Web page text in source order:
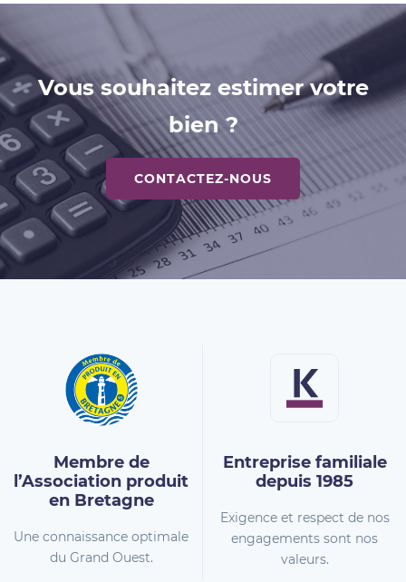
Vous souhaitez estimer votre
bien ?
CONTACTEZ-NOUS
Membre de
l’Association produit
en Bretagne
Une connaissance optimale
du Grand Ouest.
Entreprise familiale
depuis 1985
Exigence et respect de nos
engagements sont nos
valeurs.